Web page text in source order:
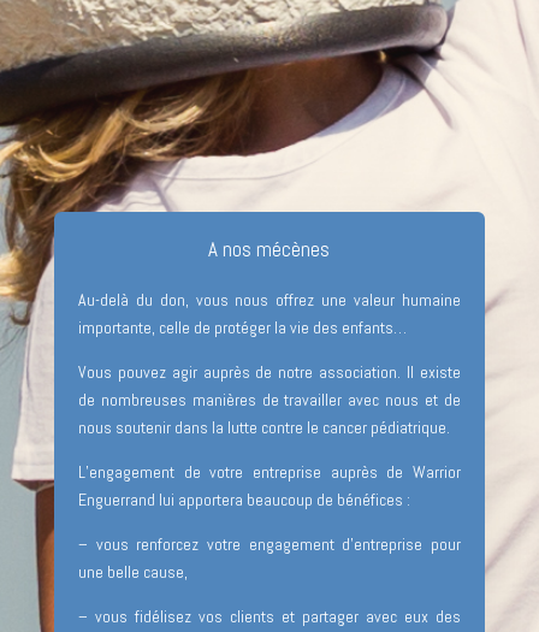
A nos mécènes
Au-delà du don, vous nous offrez une valeur humaine
importante, celle de protéger la vie des enfants…
Vous pouvez agir auprès de notre association. Il existe
de nombreuses manières de travailler avec nous et de
nous soutenir dans la lutte contre le cancer pédiatrique.
L’engagement de votre entreprise auprès de Warrior
Enguerrand lui apportera beaucoup de bénéfices :
– vous renforcez votre engagement d’entreprise pour
une belle cause,
– vous fidélisez vos clients et partager avec eux des